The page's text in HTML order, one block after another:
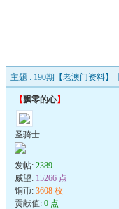
主题 : 190期【老澳门资料】
【飘零的心】
圣骑士
发帖: 2389
威望: 15266 点
铜币: 3608 枚
贡献值: 0 点